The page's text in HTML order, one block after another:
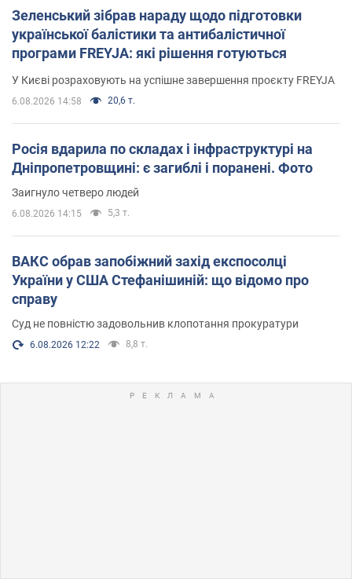
Зеленський зібрав нараду щодо підготовки
української балістики та антибалістичної
програми FREYJA: які рішення готуються
У Києві розраховують на успішне завершення проєкту FREYJA
6.08.2026 14:58 20,6 т.
Росія вдарила по складах і інфраструктурі на
Дніпропетровщині: є загиблі і поранені. Фото
Заигнуло четверо людей
6.08.2026 14:15 5,3 т.
ВАКС обрав запобіжний захід експосолці
України у США Стефанішиній: що відомо про
справу
Суд не повністю задовольнив клопотання прокуратури
6.08.2026 12:22 8,8 т.